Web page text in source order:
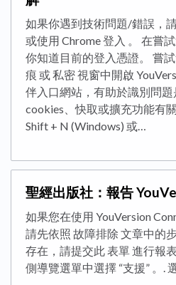
如果你遇到技術問題/錯誤，
或使用 Chrome 登入 。 在嘗
你知道目前的登入憑證。 嘗
痕 或 私密 視窗中開啟
伴入口網站，有助於識別問
cookies、快取或擴充功能有
Shift + N (Windows) 或…
聖經出版社：報告
如果您在使用 YouVersion
請先依照 故障排除 文章中的
存在，請提交此 表單 進行報
側導覽選單中選擇 “支援” 。.